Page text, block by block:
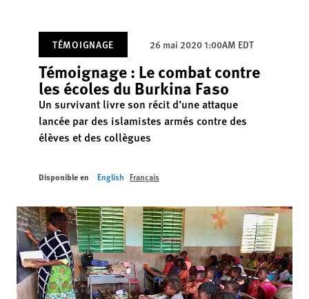
TÉMOIGNAGE 26 mai 2020 1:00AM EDT
Témoignage : Le combat contre
les écoles du Burkina Faso
Un survivant livre son récit d’une attaque
lancée par des islamistes armés contre des
élèves et des collègues
Disponible en English Français